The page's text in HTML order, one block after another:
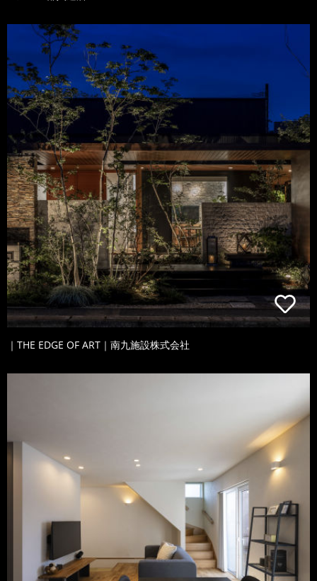
｜THE EDGE OF ART｜南九施設株式会社